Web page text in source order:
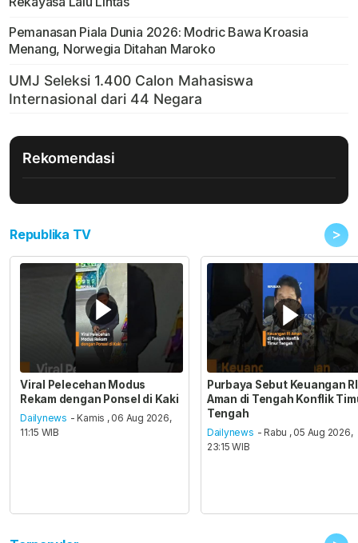
Pemanasan Piala Dunia 2026: Modric Bawa Kroasia
Menang, Norwegia Ditahan Maroko
Rekomendasi
Republika TV >
Viral Pelecehan Modus
Rekam dengan Ponsel di Kaki
Dailynews - Kamis , 06 Aug 2026,
11:15 WIB
Purbaya Sebut Keuangan RI
Aman di Tengah Konflik
Tengah
Dailynews - Rabu , 05 Aug 2026,
23:15 WIB